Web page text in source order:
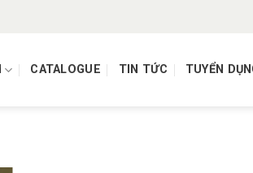
CATALOGUE TIN TỨC TUYỂN